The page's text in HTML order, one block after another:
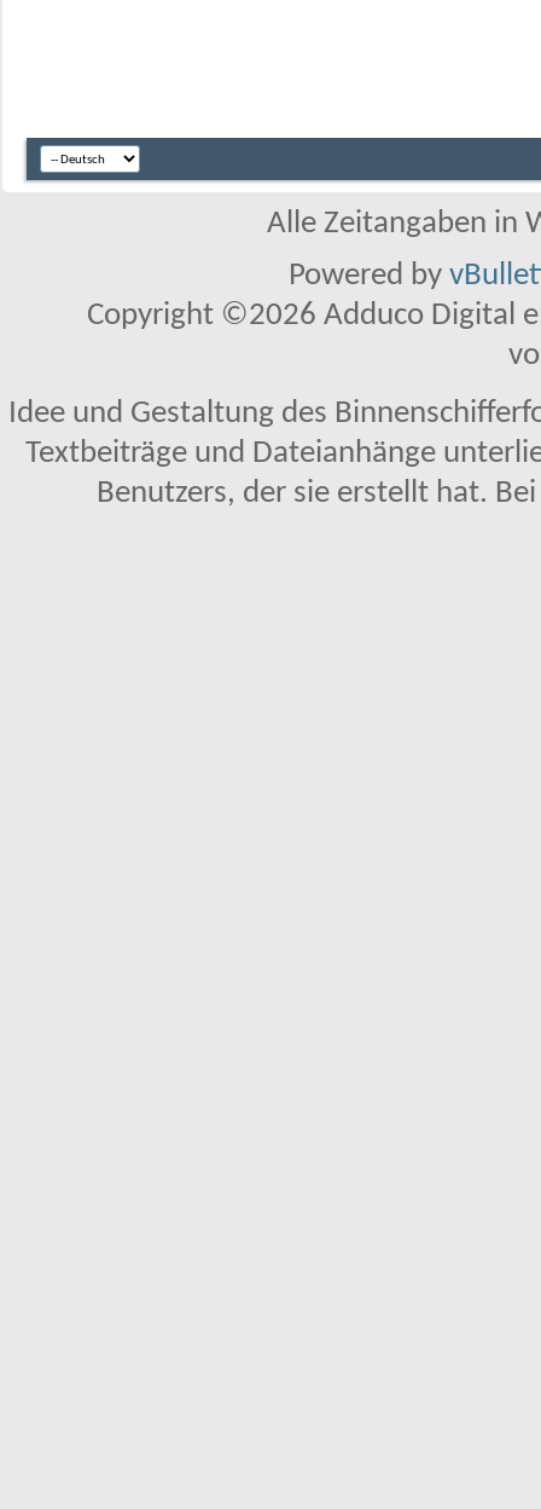
Alle Zeitangaben in
Powered by
Copyright ©2026 Adduco Digital
Idee und Gestaltung des
Textbeiträge und Dateianhänge
Benutzers, der sie erstellt hat.